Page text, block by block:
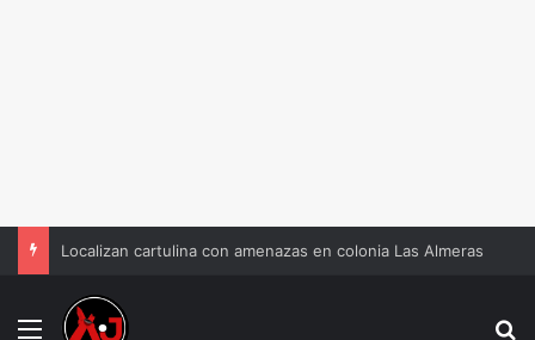
Localizan cartulina con amenazas en colonia Las Almeras
Menu